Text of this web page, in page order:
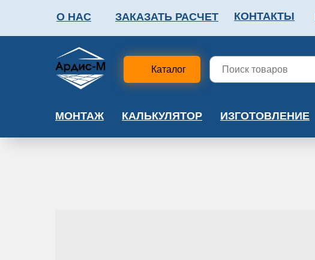
О НАС ЗАКАЗАТЬ РАСЧЕТ КОНТАКТЫ
ФАЛЬШПОЛ
Каталог
МОНТАЖ КАЛЬКУЛЯТОР ИЗГОТОВЛЕНИЕ